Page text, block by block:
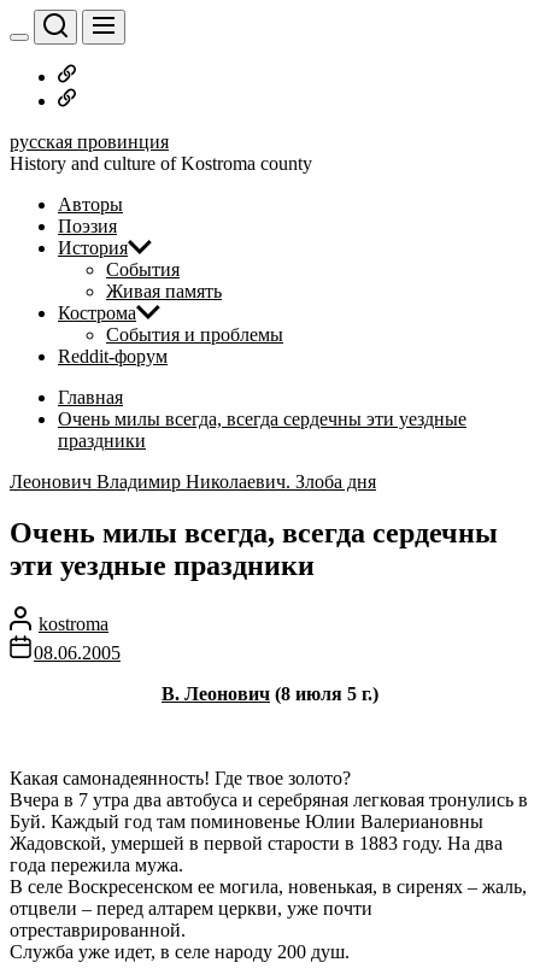
Перейти
к
содержимому
Русское
дворянство
Наши
русская провинция
History and culture of Kostroma county
Авторы
Поэзия
История
События
Живая память
Кострома
События и проблемы
Reddit-форум
Главная
Очень милы всегда, всегда сердечны эти уездные
праздники
Леонович Владимир Николаевич. Злоба дня
Очень милы всегда, всегда сердечны
эти уездные праздники
kostroma
08.06.2005
В. Леонович (8 июля 5 г.)
Какая самонадеянность! Где твое золото?
Вчера в 7 утра два автобуса и серебряная легковая тронулись в
Буй. Каждый год там поминовенье Юлии Валериановны
Жадовской, умершей в первой старости в 1883 году. На два
года пережила мужа.
В селе Воскресенском ее могила, новенькая, в сиренях – жаль,
отцвели – перед алтарем церкви, уже почти
отреставрированной.
Служба уже идет, в селе народу 200 душ.